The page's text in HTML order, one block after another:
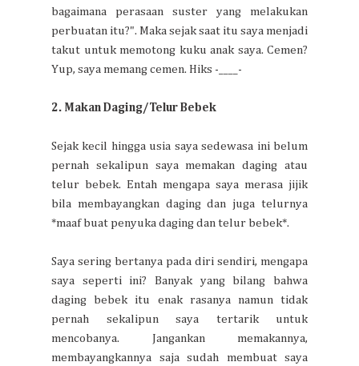
bagaimana perasaan suster yang melakukan
perbuatan itu?". Maka sejak saat itu saya menjadi
takut untuk memotong kuku anak saya. Cemen?
Yup, saya memang cemen. Hiks -____-
2. Makan Daging/Telur Bebek
Sejak kecil hingga usia saya sedewasa ini belum
pernah sekalipun saya memakan daging atau
telur bebek. Entah mengapa saya merasa jijik
bila membayangkan daging dan juga telurnya
*maaf buat penyuka daging dan telur bebek*.
Saya sering bertanya pada diri sendiri, mengapa
saya seperti ini? Banyak yang bilang bahwa
daging bebek itu enak rasanya namun tidak
pernah sekalipun saya tertarik untuk
mencobanya. Jangankan memakannya,
membayangkannya saja sudah membuat saya